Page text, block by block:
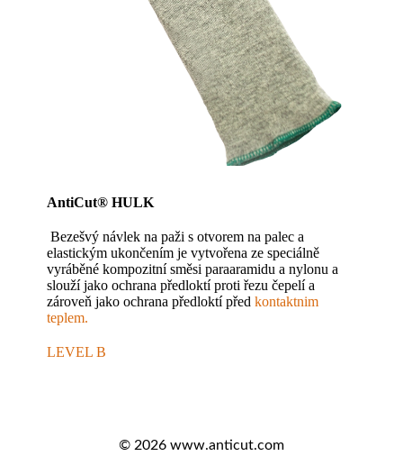
AntiCut® HULK
Bezešvý návlek na paži s otvorem na palec a
elastickým ukončením je vytvořena ze speciálně
vyráběné kompozitní směsi paraaramidu a nylonu a
slouží jako ochrana předloktí proti řezu čepelí a
zároveň jako ochrana předloktí předkontaktnim
teplem.
LEVEL B
© 2026 www.anticut.com